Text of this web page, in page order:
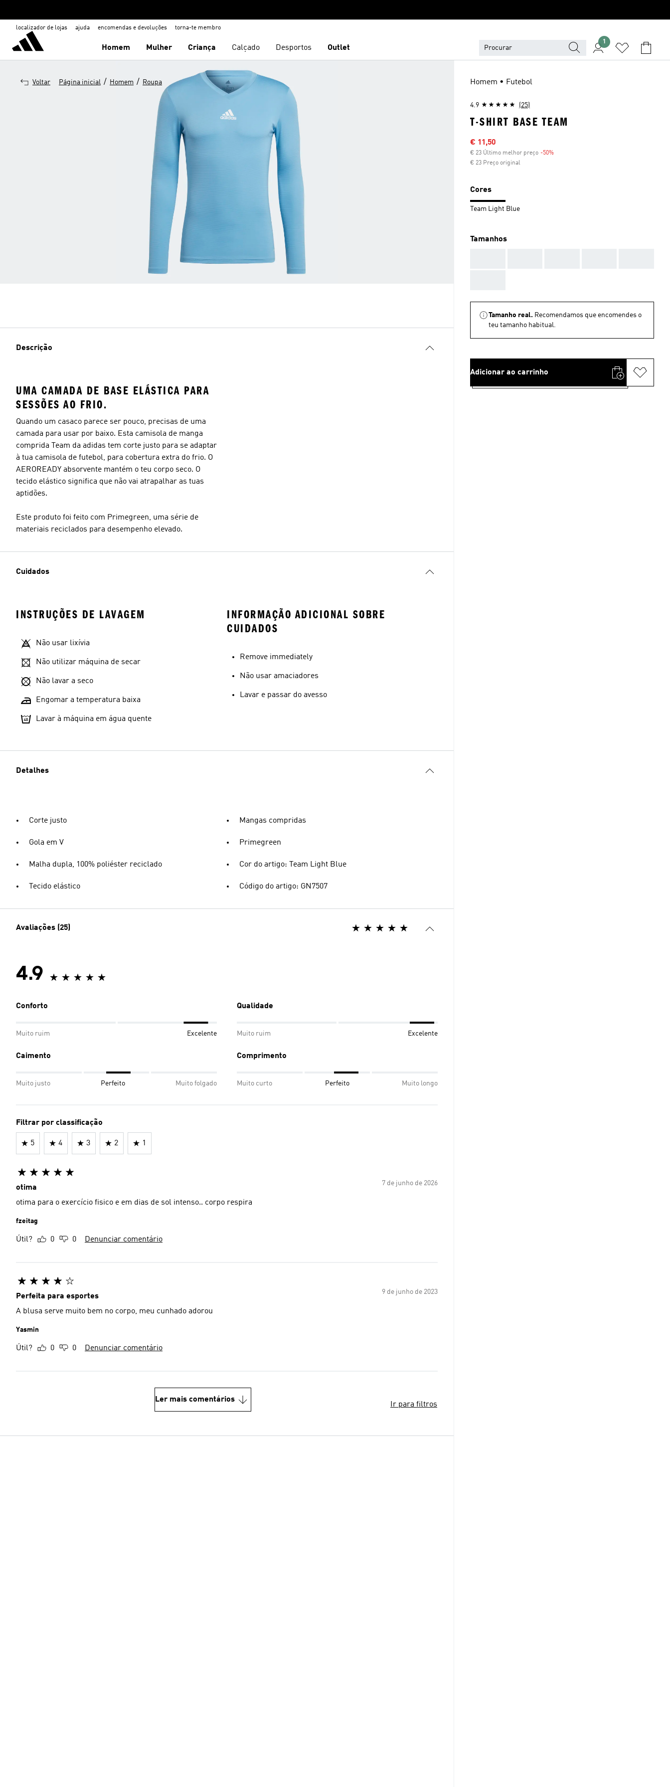
localizador de lojas ajuda encomendas e devoluções torna-te membro
Homem Mulher Criança Calçado Desportos Outlet
1
Voltar Página inicial / Homem / Roupa
Descrição
UMA CAMADA DE BASE ELÁSTICA PARA
SESSÕES AO FRIO.
Quando um casaco parece ser pouco, precisas de uma
camada para usar por baixo. Esta camisola de manga
comprida Team da adidas tem corte justo para se adaptar
à tua camisola de futebol, para cobertura extra do frio. O
AEROREADY absorvente mantém o teu corpo seco. O
tecido elástico significa que não vai atrapalhar as tuas
aptidões.
Este produto foi feito com Primegreen, uma série de
materiais reciclados para desempenho elevado.
Cuidados
INSTRUÇÕES DE LAVAGEM
Não usar lixívia
Não utilizar máquina de secar
Não lavar a seco
Engomar a temperatura baixa
Lavar à máquina em água quente
INFORMAÇÃO ADICIONAL SOBRE
CUIDADOS
Remove immediately
Não usar amaciadores
Lavar e passar do avesso
Detalhes
Corte justo
Gola em V
Malha dupla, 100% poliéster reciclado
Tecido elástico
Mangas compridas
Primegreen
Cor do artigo: Team Light Blue
Código do artigo: GN7507
Avaliações (25)
4.9
Conforto
Muito ruim Excelente
Qualidade
Muito ruim Excelente
Caimento
Muito justo Perfeito Muito folgado
Comprimento
Muito curto Perfeito Muito longo
Filtrar por classificação
5 4 3 2 1
7 de junho de 2026
otima
otima para o exercício fisico e em dias de sol intenso.. corpo respira
fzeitag
Útil? 0 0 Denunciar comentário
9 de junho de 2023
Perfeita para esportes
A blusa serve muito bem no corpo, meu cunhado adorou
Yasmin
Útil? 0 0 Denunciar comentário
Ler mais comentários
Ir para filtros
Homem • Futebol
4.9 (25)
T-SHIRT BASE TEAM
Preço com desconto
€ 11,50
€ 23 Último melhor preço -50%
€ 23 Preço original
Cores
Team Light Blue
Tamanhos
Tamanho real. Recomendamos que encomendes o
teu tamanho habitual.
Adicionar ao carrinho